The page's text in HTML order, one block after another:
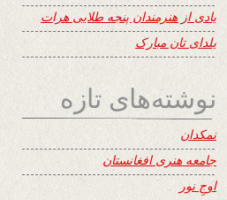
یادی از هنرمندان پنجه طلایی هرات
یلدای تان مبارک
نوشته‌های تازه
نمکدان
جامعه هنری افغانستان
اوجِ نور